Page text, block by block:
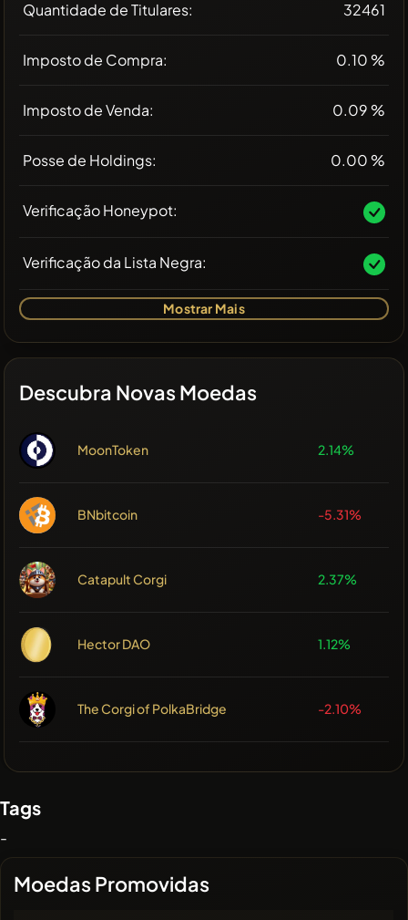
Quantidade de Titulares: 32461
Imposto de Compra: 0.10 %
Imposto de Venda: 0.09 %
Posse de Holdings: 0.00 %
Verificação Honeypot:
Verificação da Lista Negra:
Mostrar Mais
Descubra Novas Moedas
MoonToken 2.14%
BNbitcoin -5.31%
Catapult Corgi 2.37%
Hector DAO 1.12%
The Corgi of PolkaBridge -2.10%
Tags
-
Moedas Promovidas